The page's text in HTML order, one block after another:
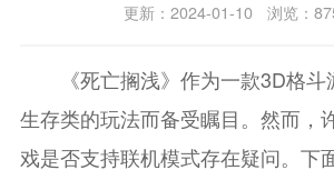
更新：2024-01-10 浏览：
《死亡搁浅》作为一款3D格斗
生存类的玩法而备受瞩目。然而，
戏是否支持联机模式存在疑问。下